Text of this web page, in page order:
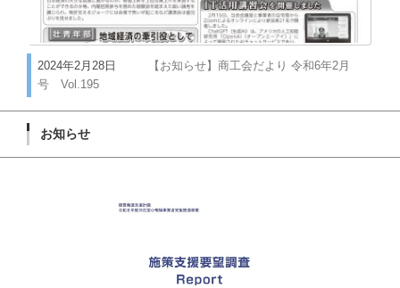
2024年2月28日
【お知らせ】商工会だより 令和6年2月
号 Vol.195
お知らせ